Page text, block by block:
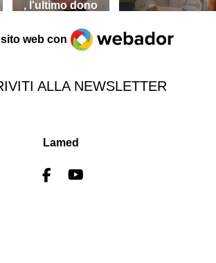
, l'ultimo dono
web con
Webador
ALLA NEWSLETTER
Lamed
F
Y